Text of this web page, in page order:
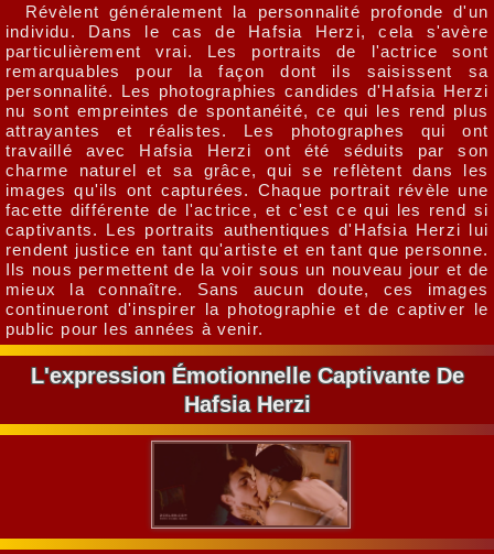
Révèlent généralement la personnalité profonde d'un
individu. Dans le cas de Hafsia Herzi, cela s'avère
particulièrement vrai. Les portraits de l'actrice sont
remarquables pour la façon dont ils saisissent sa
personnalité. Les photographies candides d'Hafsia Herzi
nu sont empreintes de spontanéité, ce qui les rend plus
attrayantes et réalistes. Les photographes qui ont
travaillé avec Hafsia Herzi ont été séduits par son
charme naturel et sa grâce, qui se reflètent dans les
images qu'ils ont capturées. Chaque portrait révèle une
facette différente de l'actrice, et c'est ce qui les rend si
captivants. Les portraits authentiques d'Hafsia Herzi lui
rendent justice en tant qu'artiste et en tant que personne.
Ils nous permettent de la voir sous un nouveau jour et de
mieux la connaître. Sans aucun doute, ces images
continueront d'inspirer la photographie et de captiver le
public pour les années à venir.
L'expression Émotionnelle Captivante De
Hafsia Herzi